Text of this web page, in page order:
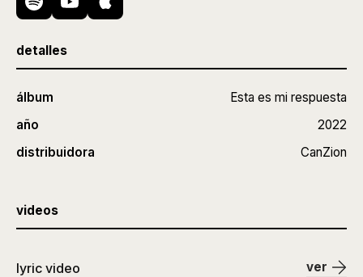
detalles
álbum
Esta es mi respuesta
año
2022
distribuidora
CanZion
videos
lyric video ver